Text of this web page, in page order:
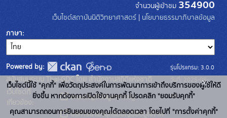
จำนวนผู้เข้าชม 354900
เว็บไซต์สถาบันนิติวิทยาศาสตร์ | นโยบายธรรมาภิบาลข้อมูล
ภาษา
Powered by:
สนับสนุนระบบ Thai-GDC โดย สำนักงานสถิติแห่งชาติ
ระบบบัญชีข้อมูลภาครัฐ
บริการนามานุกรมบัญชีข้อมูลภาค
รุ่นโปรแกรม: 3.0.0
วันที่: 2025-06-
10
เว็บไซต์นี้ใช้ "คุกกี้" เพื่อวัตถุประสงค์ในการพัฒนาการเข้าถึงบริการของผู้ใช้ให้ดี
ยิ่งขึ้น หากต้องการเปิดใช้งานคุกกี้ โปรดคลิก "ยอมรับคุกกี้"
คุณสามารถถอนการยินยอมของคุณได้ตลอดเวลา โดยไปที่ "การตั้งค่าคุกกี้"
x